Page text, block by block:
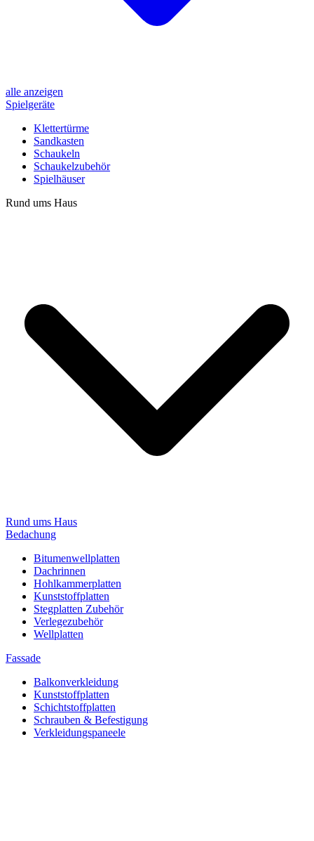
alle anzeigen
Spielgeräte
Klettertürme
Sandkasten
Schaukeln
Schaukelzubehör
Spielhäuser
Rund ums Haus
Rund ums Haus
Bedachung
Bitumenwellplatten
Dachrinnen
Hohlkammerplatten
Kunststoffplatten
Stegplatten Zubehör
Verlegezubehör
Wellplatten
Fassade
Balkonverkleidung
Kunststoffplatten
Schichtstoffplatten
Schrauben & Befestigung
Verkleidungspaneele